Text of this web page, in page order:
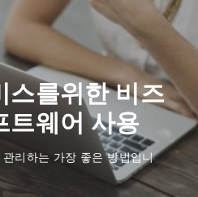
스를위한 비즈
트웨어 사용
리하는 가장 좋은 방법입니